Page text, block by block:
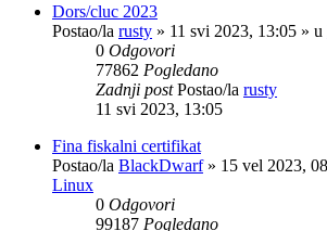
Dors/cluc 2023
Postao/la rusty » 11 svi 2023, 13:05 » u
0 Odgovori
77862 Pogledano
Zadnji postPostao/la rusty
11 svi 2023, 13:05
Fina fiskalni certifikat
Postao/la BlackDwarf» 15 vel 2023,
Linux
0 Odgovori
99187 Pogledano